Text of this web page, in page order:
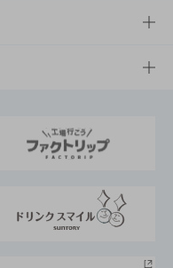
リティ経営